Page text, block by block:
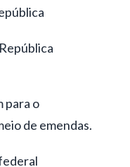
para o
de emendas.